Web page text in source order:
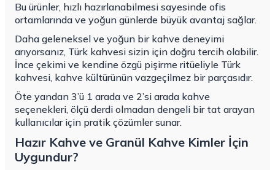
Bu ürünler, hızlı hazırlanabilmesi sayesinde ofis
ortamlarında ve yoğun günlerde büyük avantaj sağlar.
Daha geleneksel ve yoğun bir kahve deneyimi
arıyorsanız, Türk kahvesi sizin için doğru tercih olabilir.
İnce çekimi ve kendine özgü pişirme ritüeliyle Türk
kahvesi, kahve kültürünün vazgeçilmez bir parçasıdır.
Öte yandan 3’ü 1 arada ve 2’si arada kahve
seçenekleri, ölçü derdi olmadan dengeli bir tat arayan
kullanıcılar için pratik çözümler sunar.
Hazır Kahve ve Granül Kahve Kimler İçin
Uygundur?